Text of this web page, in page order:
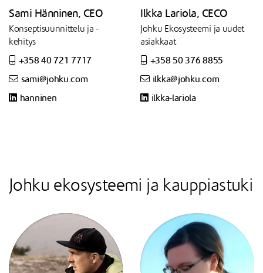
Sami Hänninen, CEO
Konseptisuunnittelu ja -
kehitys
+358 40 721 7717
sami@johku.com
hanninen
Ilkka Lariola, CECO
Johku Ekosysteemi ja uudet
asiakkaat
+358 50 376 8855
ilkka@johku.com
ilkka-lariola
Johku ekosysteemi ja kauppiastuki